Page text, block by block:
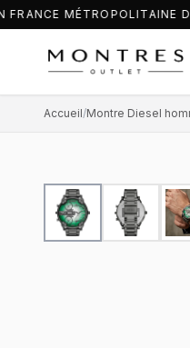
MÉTROPOLITAINE
Accueil/Montre Diesel